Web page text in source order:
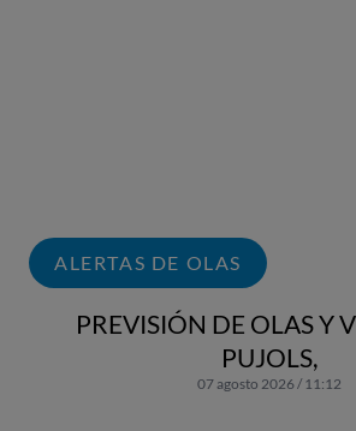
ALERTAS DE OLAS
PREVISIÓN DE OLAS Y
PUJOLS,
07 agosto 2026 / 11:12